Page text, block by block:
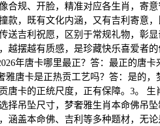
合规、开脸，精准对应各生肖，寄
款，既有文化内涵，又有吉利寄意
送吉利祝愿，区别于常规礼物，彰
越摆越有质感，是珍藏快乐喜爱者
年唐卡哪里最正？答：最正的唐
雅唐卡是正热贡工艺吗？答：是的
唐卡的正统尺度，正有保障。3。
择吊坠尺寸，梦奢雅生肖本命佛吊
涵盖本命佛、吉利等多种题材，无